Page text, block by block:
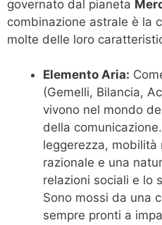
governato dal pianeta
combinazione astrale è la
molte delle loro
Elemento Aria:
(Gemelli, Bilancia,
vivono nel mondo
della
leggerezza, mobilità
razionale e una
relazioni sociali e lo
Sono mossi da una
sempre pronti a